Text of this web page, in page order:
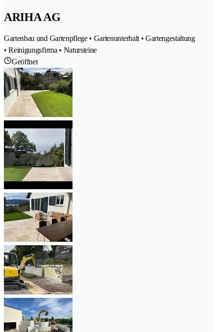
ARIHA AG
Gartenbau und Gartenpflege • Gartenunterhalt • Gartengestaltung
• Reinigungsfirma • Natursteine
Geöffnet